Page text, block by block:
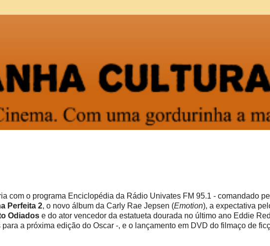
com o programa Enciclopédia da Rádio Univates FM 95.1 - comandado
Perfeita 2, o novo álbum da Carly Rae Jepsen (Emotion), a expectativa
Odiados e do ator vencedor da estatueta dourada no último ano Eddie
a próxima edição do Oscar -, e o lançamento em DVD do filmaço de